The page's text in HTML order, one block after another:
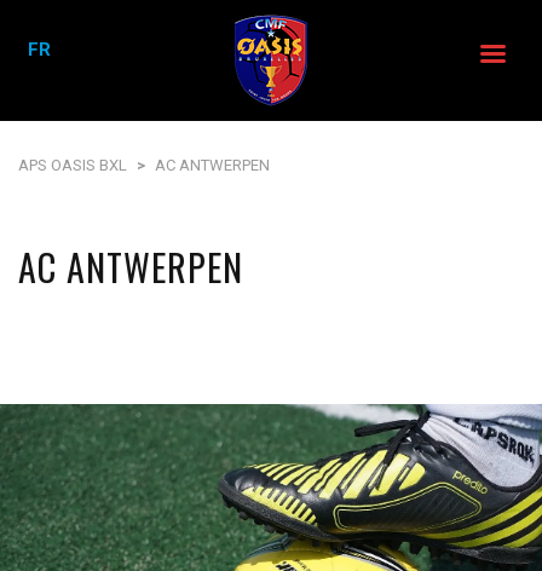
APS OASIS BXL > AC ANTWERPEN
AC ANTWERPEN
FR